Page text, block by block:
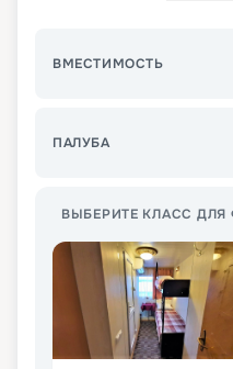
ВМЕСТИМОСТЬ
ПАЛУБА
ВЫБЕРИТЕ КЛАСС ДЛЯ